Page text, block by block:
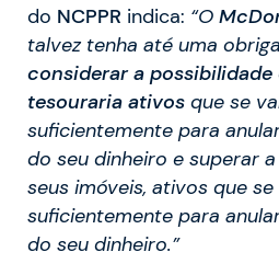
do NCPPR indica: “O
talvez tenha até uma
considerar a
tesouraria ativos que se
suficientemente para
do seu dinheiro e superar
seus imóveis, ativos que
suficientemente para
do seu dinheiro.”